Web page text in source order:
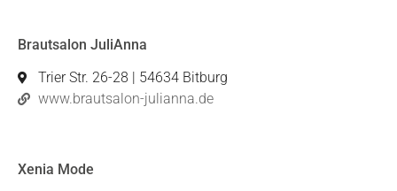
Brautsalon JuliAnna
Trier Str. 26-28 | 54634 Bitburg
www.brautsalon-julianna.de
Xenia Mode